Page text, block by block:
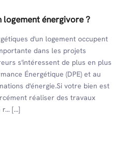
logement énergivore ?
d'un logement occupent
dans les projets
s'intéressent de plus en plus
Énergétique (DPE) et au
d'énergie.Si votre bien est
réaliser des travaux
[...]